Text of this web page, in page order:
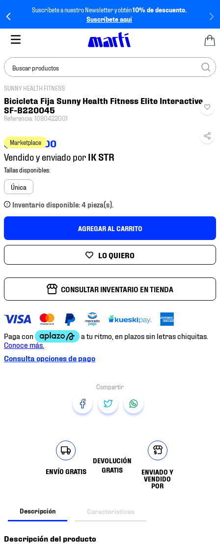
Suscríbete a nuestro Newsletter y obtén10% de descuento.
Suscríbete aquí
Buscar productos
SUNNY HEALTH FITNESS
Bicicleta Fija Sunny Health Fitness Elite Interactive
SF-B220045
Referencia:1080422001
Marketplace
$ 12,890 00
Vendido y enviado por
Única
Inventario disponible: 4 pieza(s).
AGREGAR AL CARRITO
CONSULTAR INVENTARIO EN TIENDA
Consulta opciones de pago
ENVÍO GRATIS
DEVOLUCIÓN
GRATIS
ENVIADO Y
VENDIDO
POR
Descripción Características
Descripción del producto
TÉRMINOS MÁS
BUSCADOS
1.
tenis mujer
2.
tenis hombre
3.
tenis
4.
jersey
5.
tenis futbol
6.
mochila
8.
mochilas
10. tenis nike